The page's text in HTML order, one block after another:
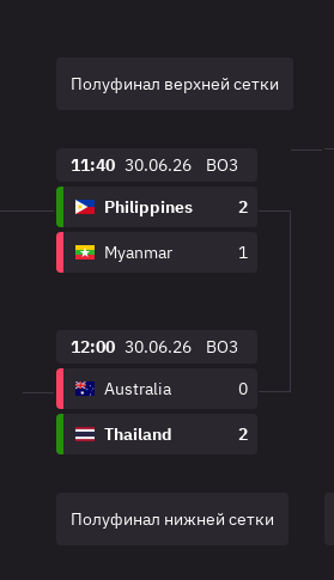
Полуфинал верхней сетки
11:40 30.06.26
BO3
Philippines
2
Myanmar 1
12:00 30.06.26
BO3
Australia
0
Thailand 2
Полуфинал нижней сетки